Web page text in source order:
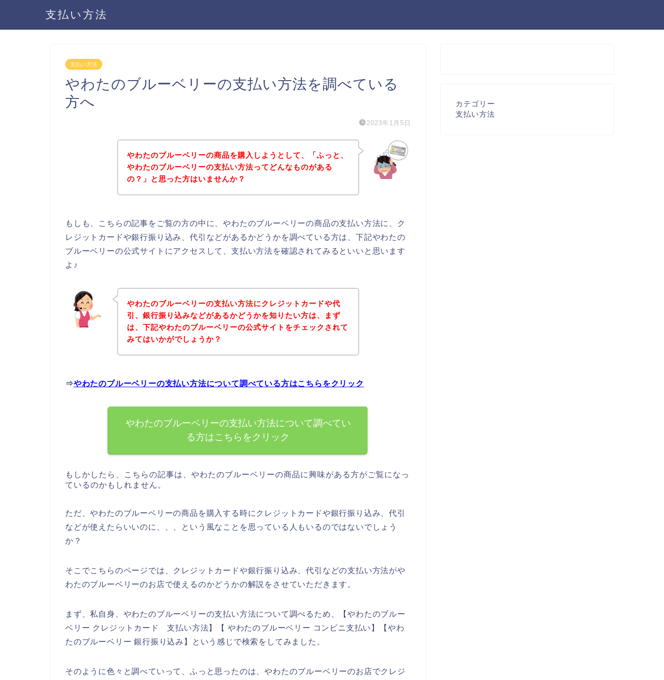
支払い方法
支払い方法
やわたのブルーベリーの支払い方法を調べている
方へ
2023年1月5日
やわたのブルーベリーの商品を購入しようとして、「ふっと、
やわたのブルーベリーの支払い方法ってどんなものがある
の？」と思った方はいませんか？
もしも、こちらの記事をご覧の方の中に、やわたのブルーベリーの商品の支払い方法に、ク
レジットカードや銀行振り込み、代引などがあるかどうかを調べている方は、下記やわたの
ブルーベリーの公式サイトにアクセスして、支払い方法を確認されてみるといいと思います
よ♪
やわたのブルーベリーの支払い方法にクレジットカードや代
引、銀行振り込みなどがあるかどうかを知りたい方は、まず
は、下記やわたのブルーベリーの公式サイトをチェックされて
みてはいかがでしょうか？
⇒やわたのブルーベリーの支払い方法について調べている方はこちらをクリック
やわたのブルーベリーの支払い方法について調べてい
る方はこちらをクリック
もしかしたら、こちらの記事は、やわたのブルーベリーの商品に興味がある方がご覧になっ
ているのかもしれません。
ただ、やわたのブルーベリーの商品を購入する時にクレジットカードや銀行振り込み、代引
などが使えたらいいのに、、、という風なことを思っている人もいるのではないでしょう
か？
そこでこちらのページでは、クレジットカードや銀行振り込み、代引などの支払い方法がや
わたのブルーベリーのお店で使えるのかどうかの解説をさせていただきます。
まず、私自身、やわたのブルーベリーの支払い方法について調べるため、【やわたのブルー
ベリー クレジットカード 支払い方法】【 やわたのブルーベリー コンビニ支払い】【やわ
たのブルーベリー 銀行振り込み】という感じで検索をしてみました。
そのように色々と調べていって、ふっと思ったのは、やわたのブルーベリーのお店でクレジ
カテゴリー
支払い方法